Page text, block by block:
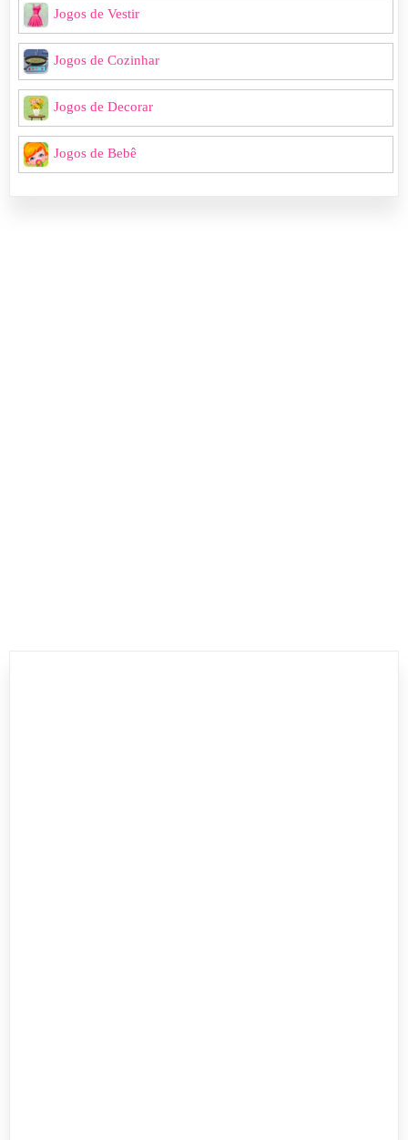
Jogos de Vestir
Jogos de Cozinhar
Jogos de Decorar
Jogos de Bebê